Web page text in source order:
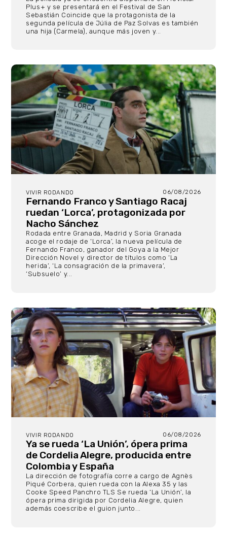
Plus+ y se presentará en el Festival de San
Sebastián Coincide que la protagonista de la
segunda película de Júlia de Paz Solvas es también
una hija (Carmela), aunque más joven y...
VIVIR RODANDO 06/08/2026
Fernando Franco y Santiago Racaj
ruedan ‘Lorca’, protagonizada por
Nacho Sánchez
Rodada entre Granada, Madrid y Soria Granada
acoge el rodaje de ‘Lorca’, la nueva película de
Fernando Franco, ganador del Goya a la Mejor
Dirección Novel y director de títulos como ‘La
herida’, ‘La consagración de la primavera’,
‘Subsuelo’ y...
VIVIR RODANDO 06/08/2026
Ya se rueda ‘La Unión’, ópera prima
de Cordelia Alegre, producida entre
Colombia y España
La dirección de fotografía corre a cargo de Agnès
Piqué Corbera, quien rueda con la Alexa 35 y las
Cooke Speed Panchro TLS Se rueda ‘La Unión’, la
ópera prima dirigida por Cordelia Alegre, quien
además coescribe el guion junto...